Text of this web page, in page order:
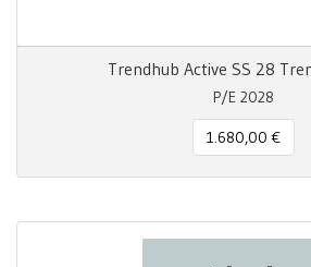
Trendhub Active SS 28
P/E 2028
1.680,00 €